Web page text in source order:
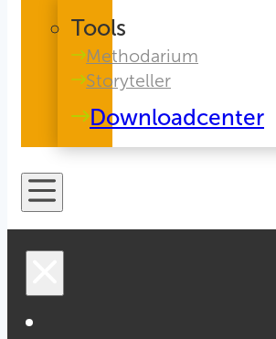
Tools
Methodarium
Storyteller
Downloadcenter